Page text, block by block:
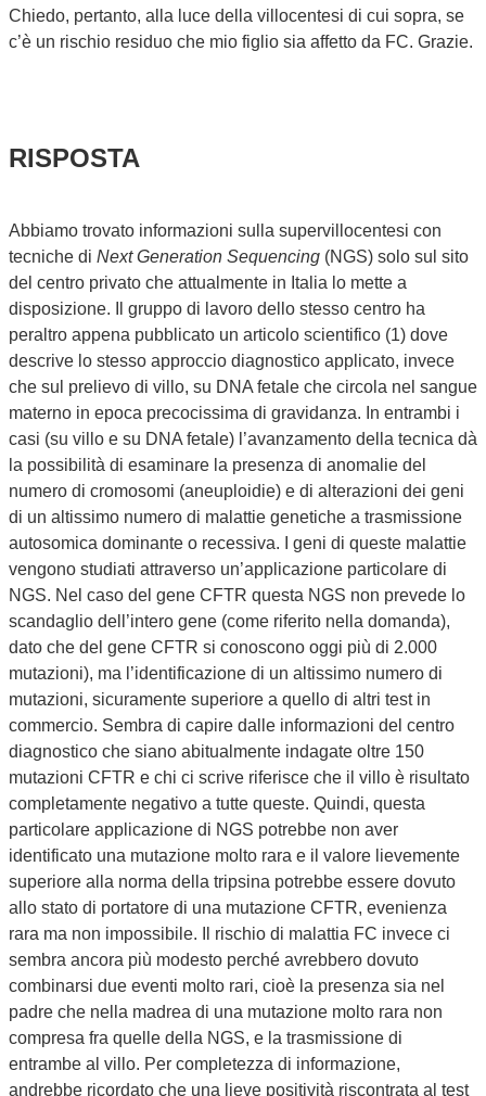
Chiedo, pertanto, alla luce della villocentesi di cui sopra, se
c’è un rischio residuo che mio figlio sia affetto da FC. Grazie.
RISPOSTA
Abbiamo trovato informazioni sulla supervillocentesi con
tecniche di Next Generation Sequencing (NGS) solo sul sito
del centro privato che attualmente in Italia lo mette a
disposizione. Il gruppo di lavoro dello stesso centro ha
peraltro appena pubblicato un articolo scientifico (1) dove
descrive lo stesso approccio diagnostico applicato, invece
che sul prelievo di villo, su DNA fetale che circola nel sangue
materno in epoca precocissima di gravidanza. In entrambi i
casi (su villo e su DNA fetale) l’avanzamento della tecnica dà
la possibilità di esaminare la presenza di anomalie del
numero di cromosomi (aneuploidie) e di alterazioni dei geni
di un altissimo numero di malattie genetiche a trasmissione
autosomica dominante o recessiva. I geni di queste malattie
vengono studiati attraverso un’applicazione particolare di
NGS. Nel caso del gene CFTR questa NGS non prevede lo
scandaglio dell’intero gene (come riferito nella domanda),
dato che del gene CFTR si conoscono oggi più di 2.000
mutazioni), ma l’identificazione di un altissimo numero di
mutazioni, sicuramente superiore a quello di altri test in
commercio. Sembra di capire dalle informazioni del centro
diagnostico che siano abitualmente indagate oltre 150
mutazioni CFTR e chi ci scrive riferisce che il villo è risultato
completamente negativo a tutte queste. Quindi, questa
particolare applicazione di NGS potrebbe non aver
identificato una mutazione molto rara e il valore lievemente
superiore alla norma della tripsina potrebbe essere dovuto
allo stato di portatore di una mutazione CFTR, evenienza
rara ma non impossibile. Il rischio di malattia FC invece ci
sembra ancora più modesto perché avrebbero dovuto
combinarsi due eventi molto rari, cioè la presenza sia nel
padre che nella madrea di una mutazione molto rara non
compresa fra quelle della NGS, e la trasmissione di
entrambe al villo. Per completezza di informazione,
andrebbe ricordato che una lieve positività riscontrata al test